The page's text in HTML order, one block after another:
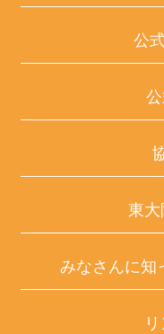
公
東
みなさんに知